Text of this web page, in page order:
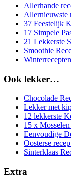
Allerhande
Allernieuwste
37 Feestelijk
17 Simpele
21 Lekkerste
Smoothie
Ook lekker…
Chocolade
Lekker met
12 lekkerste
15 x
Eenvoudige
Oosterse
Sinterklaas
Extra